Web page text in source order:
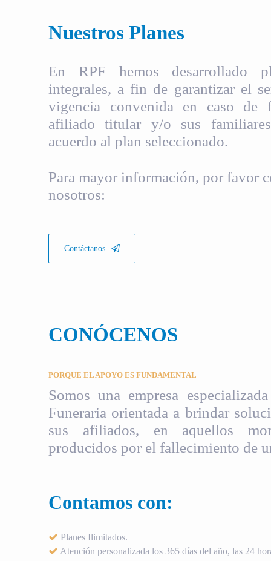
Nuestros Planes
En RPF hemos desarrollado
integrales, a fin de garantizar el
vigencia convenida en caso de
afiliado titular y/o sus
acuerdo al plan seleccionado.
Para mayor información, por favor
nosotros:
Contáctanos
CONÓCENOS
PORQUE EL APOYO ES FUNDAMENTAL
Somos una empresa
Funeraria orientada a brindar
sus afiliados, en aquellos
producidos por el fallecimiento de
Contamos con:
Planes Ilimitados.
Atención personalizada los 365 días del año, las 24